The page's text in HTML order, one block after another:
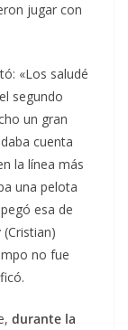
jugar con
«Los saludé
segundo
un gran
cuenta
la línea más
una pelota
esa de
no fue
durante la